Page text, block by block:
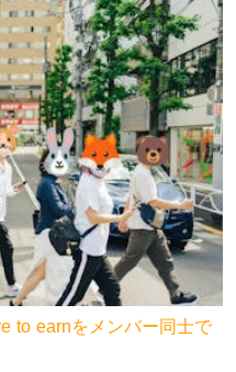
to earnをメンバー同士で